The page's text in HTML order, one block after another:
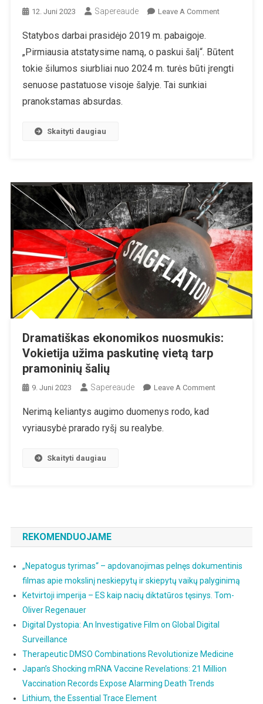
12. Juni 2023 Sapereaude Leave A CommentOn
Jau
Daugelį
Statybos darbai prasidėjo 2019 m. pabaigoje.
„Pirmiausia atstatysime namą, o paskui šalį“. Būtent
tokie šilumos siurbliai nuo 2024 m. turės būti įrengti
senuose pastatuose visoje šalyje. Tai sunkiai
pranokstamas absurdas.
Skaityti daugiau
Dramatiškas ekonomikos nuosmukis:
Vokietija užima paskutinę vietą tarp
pramoninių šalių
9. Juni 2023 Sapereaude Leave A CommentOn
Nerimą keliantys augimo duomenys rodo, kad
vyriausybė prarado ryšį su realybe.
Skaityti daugiau
REKOMENDUOJAME
„Nepatogus tyrimas“ – apdovanojimas pelnęs dokumentinis
filmas apie mokslinį neskiepytų ir skiepytų vaikų palyginimą
Ketvirtoji imperija – ES kaip nacių diktatūros tęsinys. Tom-
Oliver Regenauer
Digital Dystopia: An Investigative Film on Global Digital
Surveillance
Therapeutic DMSO Combinations Revolutionize Medicine
Japan’s Shocking mRNA Vaccine Revelations: 21 Million
Vaccination Records Expose Alarming Death Trends
Lithium, the Essential Trace Element